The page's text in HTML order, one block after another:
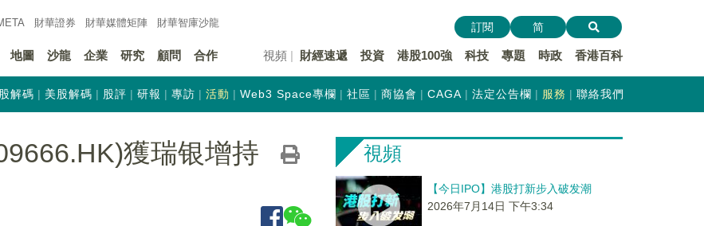
財華證券 財華媒體矩陣 財華智庫沙龍
地圖 沙龍 企業 研究 顧問 合作 視頻 財經速遞 投資 港股100強 科技 專題 時政 香港百科
訂閱 简
解碼 美股解碼 股評 研報 專訪 活動 Web3 Space專欄 社區 商協會 CAGA 法定公告欄 服務 聯絡我們
獲瑞银增持
視頻
【今日IPO】港股打新步入破发潮
2026年7月14日 下午3:34